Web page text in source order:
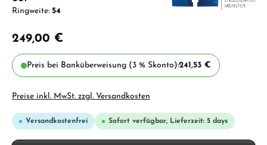
Ringweite: 54
249,00 €
Preis bei Banküberweisung (3 % Skonto):241,53 €
Preise inkl. MwSt. zzgl. Versandkosten
Versandkostenfrei Sofort verfügbar, Lieferzeit: 5 days